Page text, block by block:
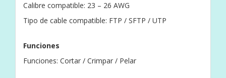
Calibre compatible: 23 – 26 AWG
Tipo de cable compatible: FTP / SFTP / UTP
Funciones
Funciones: Cortar / Crimpar / Pelar